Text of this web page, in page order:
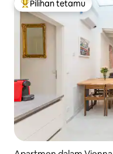
Pilihan utama tetamu
Pilihan tetamu